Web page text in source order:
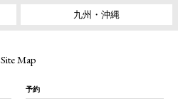
九州・沖縄
Site Map
予約